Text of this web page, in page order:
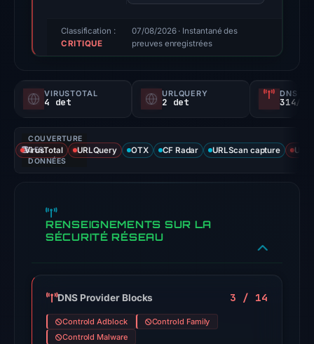
positive
findings
this
domain.
76/100.
VirusTotal
detections
91
on
May
7,
Classification :
CRITIQUE
07/08/2026· Instantané des
preuves enregistrées
VIRUSTOTAL
4 det
URLQUERY
2 det
DNS
314/
COUVERTURE
DES
DONNÉES
VirusTotal URLQuery OTX CF Radar URLScan capture
RENSEIGNEMENTS SUR LA
SÉCURITÉ RÉSEAU
DNS Provider Blocks 3 / 14
Controld Adblock
Controld Family
Controld Malware